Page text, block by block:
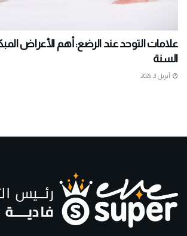
علامات التوحد عند الرضع: أهم الأعراض
السنة
أبريل 3, 2026